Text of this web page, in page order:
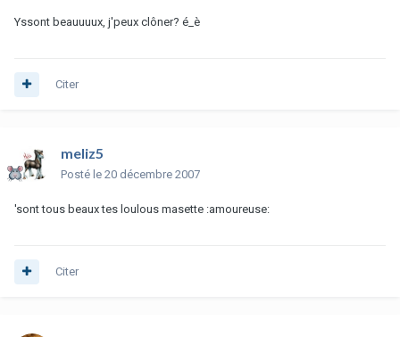
Yssont beauuuux, j'peux clôner? é_è
Citer
meliz5
Posté le 20 décembre 2007
'sont tous beaux tes loulous masette :amoureuse:
Citer